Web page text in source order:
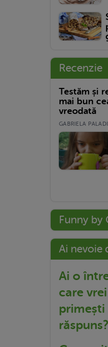
Recenzie
Testăm și
mai bun
vreodată
GABRIELA
Funny by
Ai nevoie
Ai o
care
primești
răspuns?